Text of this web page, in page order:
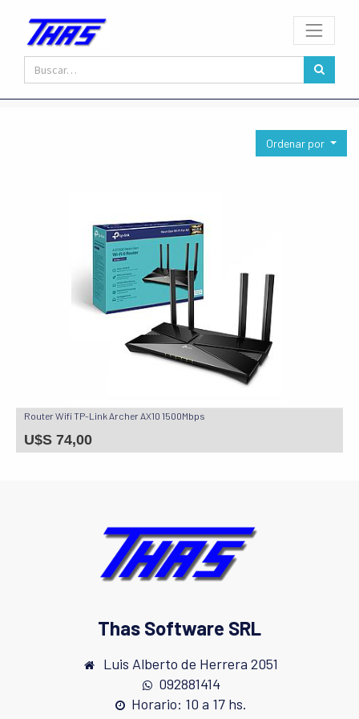
Ordenar por
Router Wifi TP-Link Archer AX10 1500Mbps
U$S 74,00
Thas Software SRL
Luis Alberto de Herrera 2051
092881414
Horario: 10 a 17 hs.